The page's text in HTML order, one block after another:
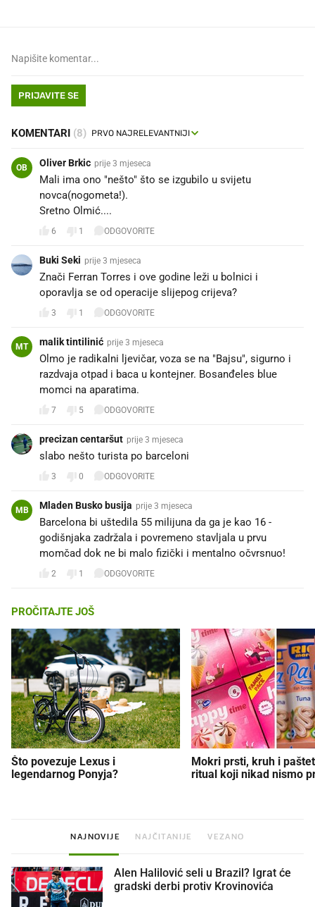
PRIJAVITE SE
KOMENTARI (8)
OB Oliver Brkic prije 3 mjeseca
Mali ima ono "nešto" što se izgubilo u svijetu
novca(nogometa!).
Sretno Olmić....
6 1 ODGOVORITE
Buki Seki prije 3 mjeseca
Znači Ferran Torres i ove godine leži u bolnici i
oporavlja se od operacije slijepog crijeva?
3 1 ODGOVORITE
MT malik tintilinić prije 3 mjeseca
Olmo je radikalni ljevičar, voza se na "Bajsu", sigurno i
razdvaja otpad i baca u kontejner. Bosanđeles blue
momci na aparatima.
7 5 ODGOVORITE
precizan centaršut prije 3 mjeseca
slabo nešto turista po barceloni
3 0 ODGOVORITE
MB Mladen Busko busija prije 3 mjeseca
Barcelona bi uštedila 55 milijuna da ga je kao 16 -
godišnjaka zadržala i povremeno stavljala u prvu
momčad dok ne bi malo fizički i mentalno očvrsnuo!
2 1 ODGOVORITE
PROČITAJTE JOŠ
Što povezuje Lexus i
legendarnog Ponyja?
Mokri prsti, kruh i
ritual koji nikad nismo
NAJNOVIJE NAJČITANIJE VEZANO
Alen Halilović seli u Brazil? Igrat će
gradski derbi protiv Krovinovića